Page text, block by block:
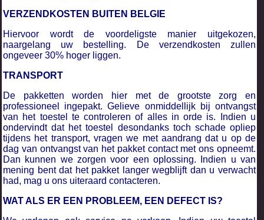
VERZENDKOSTEN BUITEN BELGIE
Hiervoor wordt de voordeligste manier uitgekozen,
naargelang uw bestelling. De verzendkosten zullen
ongeveer 30% hoger liggen.
TRANSPORT
De pakketten worden hier met de grootste zorg en
professioneel ingepakt. Gelieve onmiddellijk bij ontvangst
van het toestel te controleren of alles in orde is. Indien u
ondervindt dat het toestel desondanks toch schade opliep
tijdens het transport, vragen we met aandrang dat u op de
dag van ontvangst van het pakket contact met ons opneemt.
Dan kunnen we zorgen voor een oplossing. Indien u van
mening bent dat het pakket langer wegblijft dan u verwacht
had, mag u ons uiteraard contacteren.
WAT ALS ER EEN PROBLEEM, EEN DEFECT IS?